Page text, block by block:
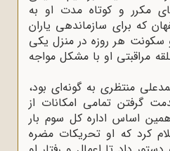
مکرر و کوتاه مدت او به
قم و اصفهان که برای سازماندهی یاران
سکونت هر روزه در منزل یکی
مراقبتی او با مشکل مواجه
منتظری به گونه‌ای بود،
گرفتن تمامی امکانات از
اساس اداره کل سوم بار
کرد که او تحریکات مضره